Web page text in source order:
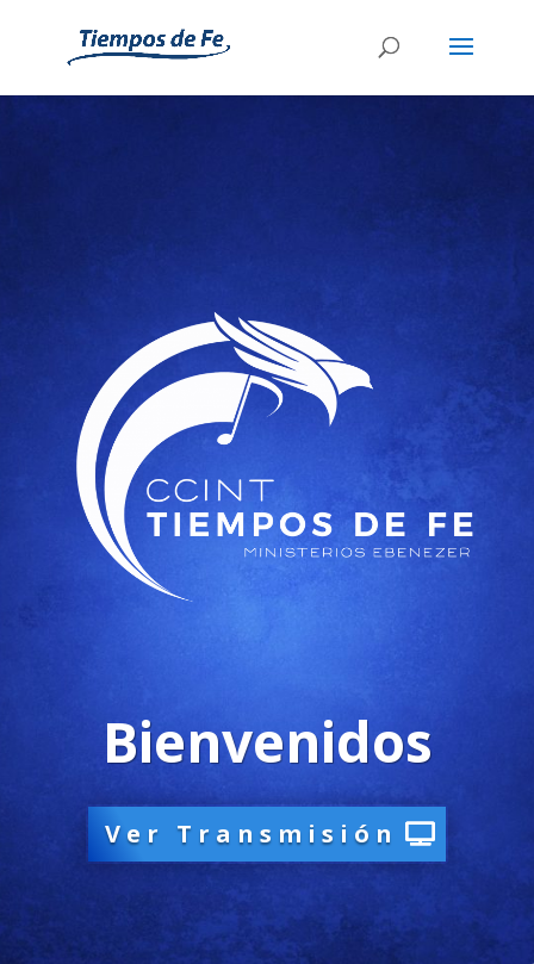
Bienvenidos
Ver Transmisión